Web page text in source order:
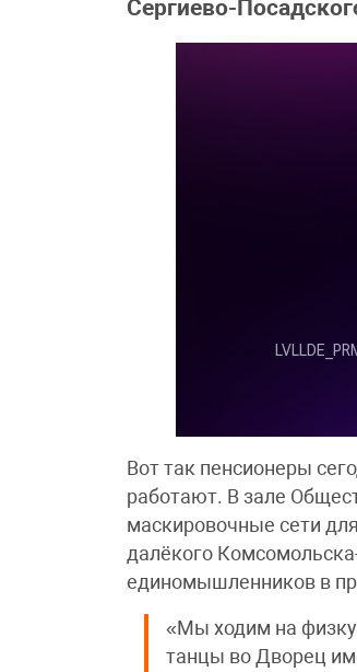
Сергиево-
Вот так пенсионеры
работают. В зале
маскировочные сети
далёкого
единомышленников в
«Мы ходим на
танцы во Дворец